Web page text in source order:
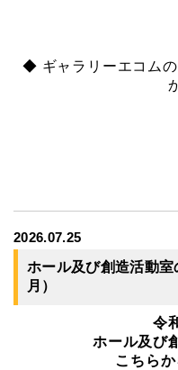
◆ ギャラリーエコムの
2026.07.25
ホール及び創造活動
月）
令
ホール及び
こちらか